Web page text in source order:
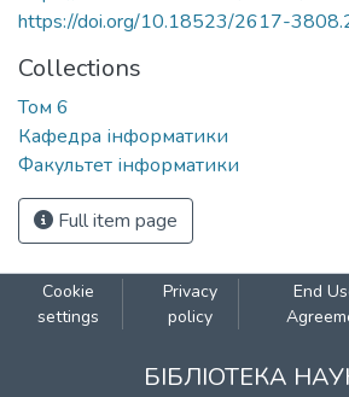
https://doi.org/10.18523/2617-
Collections
Том 6
Кафедра інформатики
Факультет інформатики
Full item page
Cookie
settings
Privacy
policy
End
БІБЛІОТЕКА